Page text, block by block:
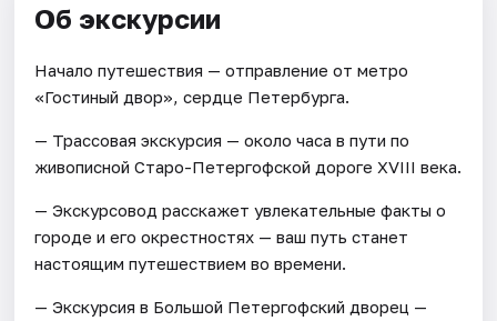
Об экскурсии
Начало путешествия — отправление от метро
«Гостиный двор», сердце Петербурга.
— Трассовая экскурсия — около часа в пути по
живописной Старо-Петергофской дороге XVIII века.
— Экскурсовод расскажет увлекательные факты о
городе и его окрестностях — ваш путь станет
настоящим путешествием во времени.
— Экскурсия в Большой Петергофский дворец —